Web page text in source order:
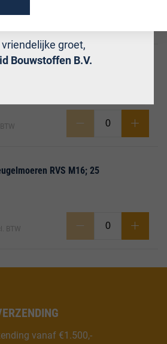
RVS M5; 200
RVS M16; 25
BTW
vanaf €1.500,-
weer van harte welkom!
groet,
Bouwstoffen B.V.